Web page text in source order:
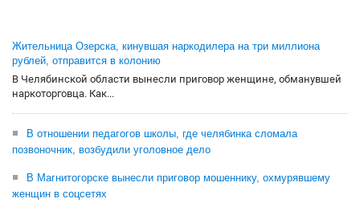
Жительница Озерска, кинувшая наркодилера на три миллиона
рублей, отправится в колонию
В Челябинской области вынесли приговор женщине, обманувшей
наркоторговца. Как...
В отношении педагогов школы, где челябинка сломала
позвоночник, возбудили уголовное дело
В Магнитогорске вынесли приговор мошеннику, охмурявшему
женщин в соцсетях